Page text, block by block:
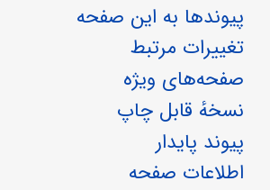
پیوندها به این صفحه
تغییرات مرتبط
صفحه‌های ویژه
نسخهٔ قابل چاپ
پیوند پایدار
اطلاعات صفحه